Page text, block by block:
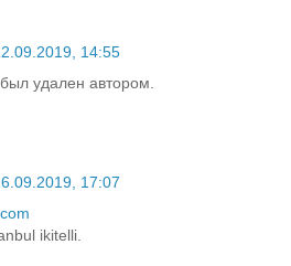
14:55
удален автором.
17:07
ikitelli.